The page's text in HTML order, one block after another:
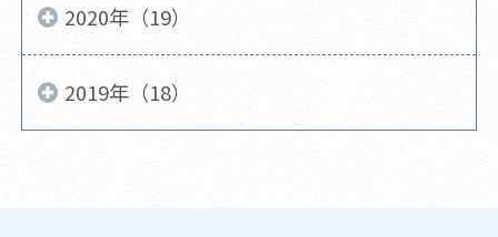
2020年（19）
2019年（18）